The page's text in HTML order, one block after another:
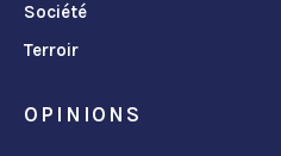
Société
Terroir
OPINIONS